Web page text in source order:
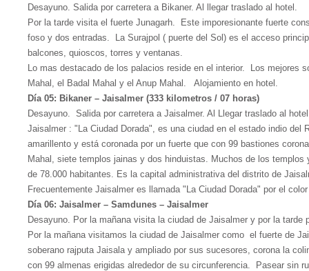
Desayuno. Salida por carretera a Bikaner. Al llegar traslado al hotel.
Por la tarde visita el fuerte Junagarh. Este imporesionante fuerte
foso y dos entradas. La Surajpol ( puerte del Sol) es el acceso
balcones, quioscos, torres y ventanas.
Lo mas destacado de los palacios reside en el interior. Los mejores
Mahal, el Badal Mahal y el Anup Mahal. Alojamiento en hotel.
Día 05: Bikaner – Jaisalmer (333 kilometros / 07 horas)
Desayuno. Salida por carretera a Jaisalmer. Al Llegar traslado al
Jaisalmer : "La Ciudad Dorada", es una ciudad en el estado indio
amarillento y está coronada por un fuerte que con 99 bastiones
Mahal, siete templos jainas y dos hinduistas. Muchos de los
de 78.000 habitantes. Es la capital administrativa del distrito de
Frecuentemente Jaisalmer es llamada "La Ciudad Dorada" por el
Día 06: Jaisalmer – Samdunes – Jaisalmer
Desayuno. Por la mañana visita la ciudad de Jaisalmer y por la
Por la mañana visitamos la ciudad de Jaisalmer como el fuerte de
soberano rajputa Jaisala y ampliado por sus sucesores, corona la
con 99 almenas erigidas alrededor de su circunferencia. Pasear sin